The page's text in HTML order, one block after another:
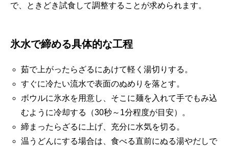
で、ときどき試食して調整することが求められます。
氷水で締める具体的な工程
茹で上がったらざるにあけて軽く湯切りする。
すぐに冷たい流水で表面のぬめりを落とす。
ボウルに氷水を用意し、そこに麺を入れて手でもみ込
むように冷却する（30秒～1分程度が目安）。
締まったらざるに上げ、充分に水気を切る。
温うどんにする場合は、食べる直前にぬる湯やだしで